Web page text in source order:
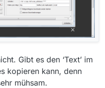
Gibt es den ‘Text’ im
kopieren kann, denn
mühsam.